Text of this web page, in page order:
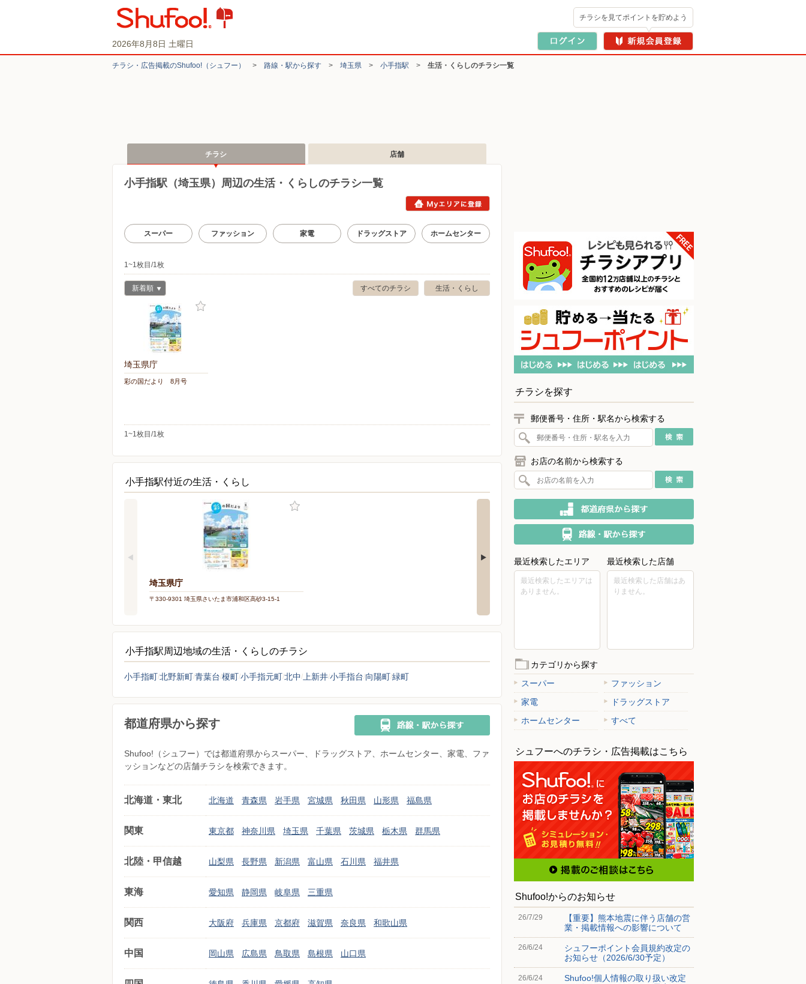
2026年8月8日 土曜日
チラシを見てポイントを貯めよう
チラシ・​広告掲載の​Shufoo!​（シュフー） > 路線・駅から探す > 埼玉県 > 小手指駅 > 生活・くらしのチラシ一覧
チラシ 店舗
小手指駅（埼玉県）周辺の生活・くらしのチラシ一覧
スーパー ファッション 家電 ドラッグストア ホームセンター
1~1枚目/1枚
生活・くらし
すべてのチラシ
新着順
埼玉県庁
彩の国だより 8月号
1~1枚目/1枚
小手指駅付近の生活・くらし
埼玉県庁
〒330-9301 埼玉県さいたま市浦和区高砂3-15-1
小手指駅周辺地域の生活・くらしのチラシ
小手指町北野新町青葉台 榎町小手指元町北中 上新井小手指台 向陽町緑町
都道府県から探す
Shufoo!（シュフー）では都道府県からスーパー、ドラッグストア、ホームセンター、家電、ファ
ッションなどの店舗チラシを検索できます。
北海道・東北 北海道 青森県 岩手県 宮城県 秋田県 山形県 福島県
関東 東京都 神奈川県 埼玉県 千葉県 茨城県 栃木県 群馬県
北陸・甲信越 山梨県 長野県 新潟県 富山県 石川県 福井県
東海 愛知県 静岡県 岐阜県 三重県
関西 大阪府 兵庫県 京都府 滋賀県 奈良県 和歌山県
中国 岡山県 広島県 鳥取県 島根県 山口県
チラシを探す
郵便番号・住所・駅名から検索する
お店の名前から検索する
最近検索したエリア
最近検索したエリアは
ありません。
最近検索した店舗
最近検索した店舗はあ
りません。
カテゴリから探す
スーパー
ファッション
家電
ドラッグストア
ホームセンター
すべて
シュフーへのチラシ・広告掲載はこちら
Shufoo!からのお知らせ
26/7/29
【重要】熊本地震に伴う店舗の営
業・掲載情報への影響について
26/6/24
シュフーポイント会員規約改定の
お知らせ（2026/6/30予定）
26/6/24
Shufoo!個人情報の取り扱い改定